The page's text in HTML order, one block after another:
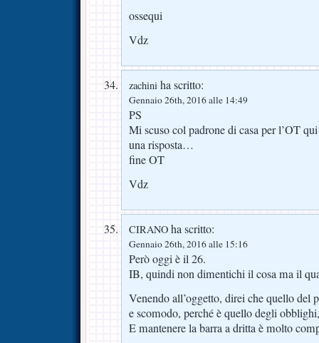
ossequi
Vdz
zachini ha scritto:
Gennaio 26th, 2016 alle 14:49
PS
Mi scuso col padrone di casa per l’OT
una risposta…
fine OT
Vdz
CIRANO ha scritto:
Gennaio 26th, 2016 alle 15:16
Però oggi è il 26.
IB, quindi non dimentichi il cosa ma il
Venendo all’oggetto, direi che quello del
e scomodo, perché è quello degli
E mantenere la barra a dritta è molto